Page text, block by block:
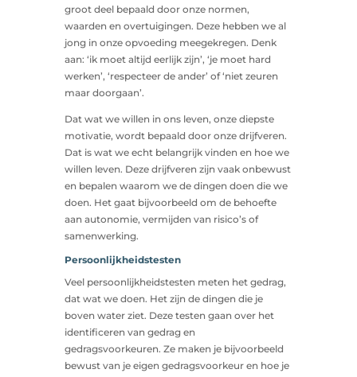
groot deel bepaald door onze normen,
waarden en overtuigingen. Deze hebben we al
jong in onze opvoeding meegekregen. Denk
aan: ‘ik moet altijd eerlijk zijn’, ‘je moet hard
werken’, ‘respecteer de ander’ of ‘niet zeuren
maar doorgaan’.
Dat wat we willen in ons leven, onze diepste
motivatie, wordt bepaald door onze drijfveren.
Dat is wat we echt belangrijk vinden en hoe we
willen leven. Deze drijfveren zijn vaak onbewust
en bepalen waarom we de dingen doen die we
doen. Het gaat bijvoorbeeld om de behoefte
aan autonomie, vermijden van risico’s of
samenwerking.
Persoonlijkheidstesten
Veel persoonlijkheidstesten meten het gedrag,
dat wat we doen. Het zijn de dingen die je
boven water ziet. Deze testen gaan over het
identificeren van gedrag en
gedragsvoorkeuren. Ze maken je bijvoorbeeld
bewust van je eigen gedragsvoorkeur en hoe je